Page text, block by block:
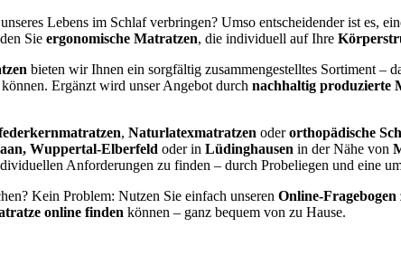
Lebens im Schlaf verbringen? Umso entscheidender ist
Sie ergonomische Matratzen, die individuell auf Ihre
bieten wir Ihnen ein sorgfältig zusammengestelltes Sortiment –
Ergänzt wird unser Angebot durch nachhaltig produzierte
, Naturlatexmatratzen oderorthopädische
Wuppertal-Elberfeld oder in Lüdinghausen in der Nähe von
Anforderungen zu finden – durch Probeliegen und eine
Kein Problem: Nutzen Sie einfach unseren Online-
online finden können – ganz bequem von zu Hause.